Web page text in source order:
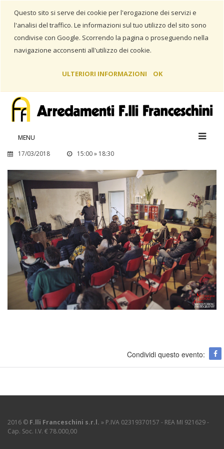
Questo sito si serve dei cookie per l'erogazione dei servizi e
l'analisi del traffico. Le informazioni sul tuo utilizzo del sito sono
condivise con Google. Scorrendo la pagina o proseguendo nella
navigazione acconsenti all'utilizzo dei cookie.
ULTERIORI INFORMAZIONI OK
MENU
Eventi MASTERCLASS
17/03/2018 15:00 » 18:30
Condividi questo evento:
2016 © F.lli Franceschini s.r.l. » P.IVA 02319370157 - REA MI 921629 -
Cap. Soc. I.V. € 78.000,00